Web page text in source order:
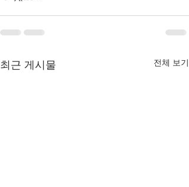
최근 게시물 전체 보기